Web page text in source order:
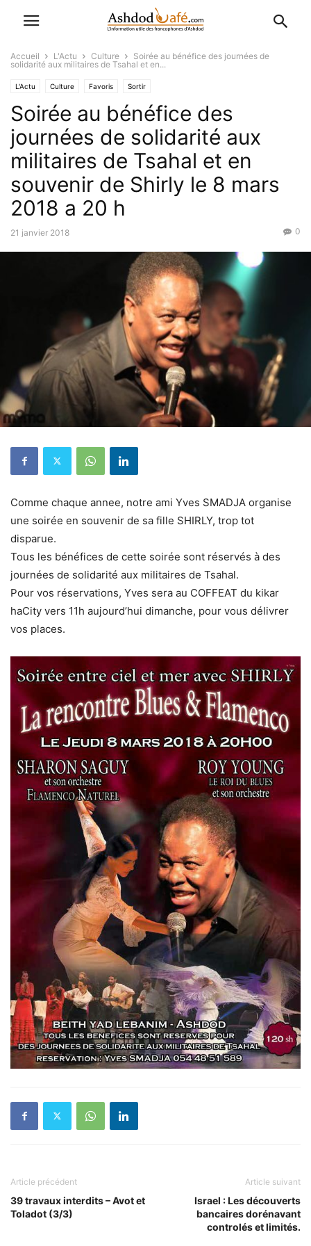
Accueil L'Actu Culture
Soirée au bénéfice des journées de
solidarité aux militaires de Tsahal et en...
L'Actu Culture Favoris Sortir
Soirée au bénéfice des
journées de solidarité aux
militaires de Tsahal et en
souvenir de Shirly le 8 mars
2018 a 20 h
21 janvier 2018 0
Comme chaque annee, notre ami Yves SMADJA organise
une soirée en souvenir de sa fille SHIRLY, trop tot
disparue.
Tous les bénéfices de cette soirée sont réservés à des
journées de solidarité aux militaires de Tsahal.
Pour vos réservations, Yves sera au COFFEAT du kikar
haCity vers 11h aujourd’hui dimanche, pour vous délivrer
vos places.
Article précédent
39 travaux interdits – Avot et
Toladot (3/3)
Article suivant
Israel : Les découverts
bancaires dorénavant
controlés et limités.